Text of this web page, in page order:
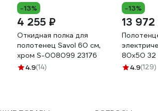
-13%
4 255 ₽
Откидная полка для
полотенец Savol 60 см,
хром S-008099 23176
4.9(14)
-13%
13 972
80х50 32
80х50 32
4.9(129)